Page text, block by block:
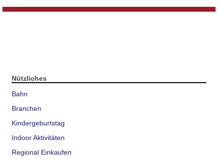
Nützliches
Bahn
Branchen
Kindergeburtstag
Indoor Aktivitäten
Regional Einkaufen